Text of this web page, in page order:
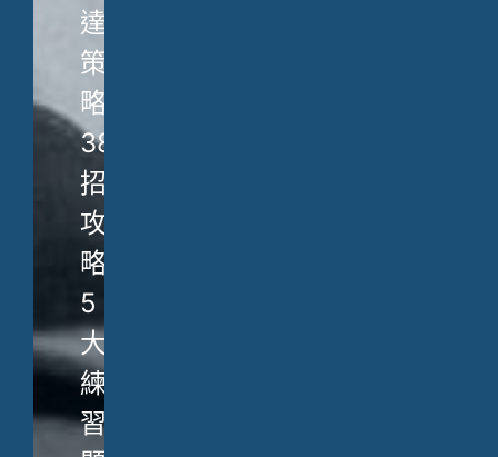
達
策
略、
38
招
攻
略、
5
大
練
習